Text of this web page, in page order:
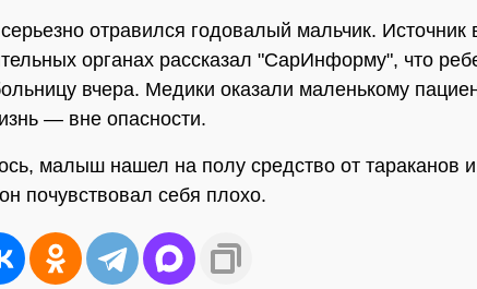
отравился годовалый мальчик. Источник
органах рассказал "СарИнформу", что
вчера. Медики оказали маленькому
— вне опасности.
малыш нашел на полу средство от тараканов
почувствовал себя плохо.